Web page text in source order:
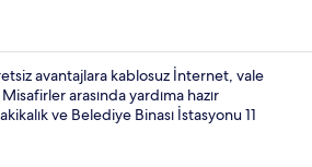
Suite Twin
avantajlara kablosuz İnternet, vale
arasında yardıma hazır
ve Belediye Binası İstasyonu 11